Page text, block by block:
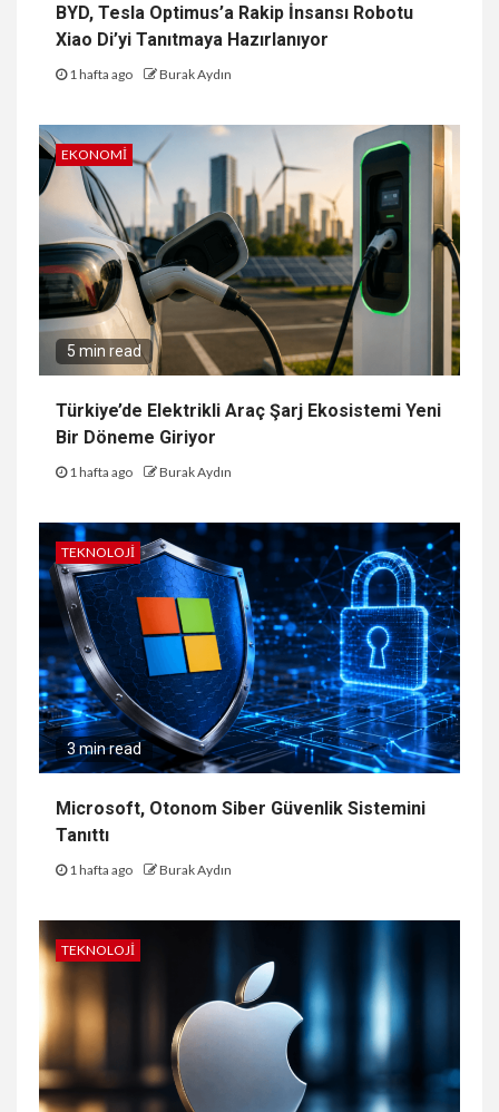
BYD, Tesla Optimus’a Rakip İnsansı Robotu
Xiao Di’yi Tanıtmaya Hazırlanıyor
1 hafta ago Burak Aydın
EKONOMI
5 min read
Türkiye’de Elektrikli Araç Şarj Ekosistemi Yeni
Bir Döneme Giriyor
1 hafta ago Burak Aydın
TEKNOLOJI
3 min read
Microsoft, Otonom Siber Güvenlik Sistemini
Tanıttı
1 hafta ago Burak Aydın
TEKNOLOJI